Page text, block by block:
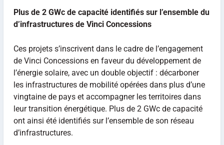
Plus de 2 GWc de capacité identifiés sur l’ensemble du
d’infrastructures de Vinci Concessions
Ces projets s’inscrivent dans le cadre de l’engagement
de Vinci Concessions en faveur du développement de
l’énergie solaire, avec un double objectif : décarboner
les infrastructures de mobilité opérées dans plus d’une
vingtaine de pays et accompagner les territoires dans
leur transition énergétique. Plus de 2 GWc de capacité
ont ainsi été identifiés sur l’ensemble de son réseau
d’infrastructures.